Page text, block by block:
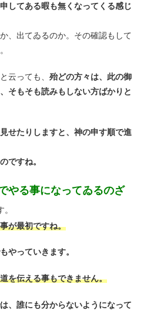
してある暇も無くなってくる感じ
、出てゐるのか。その確認もして
云っても、 殆どの方々は、此の御
そもそも読みもしない方ばかりと
せたりしますと、神の申す順で進
ですね。
やる事になってゐるのざ
が最初ですね。
やっていきます。
を伝える事もできません。
、誰にも分からないようになって